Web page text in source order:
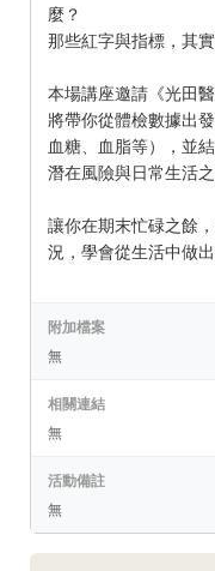
麼？
那些紅字與指標，其
本場講座邀請《光田
將帶你從體檢數據出
血糖、血脂等），並
潛在風險與日常生活之
讓你在期末忙碌之餘
況，學會從生活中做出
附加檔案
無
相關連結
無
活動備註
無